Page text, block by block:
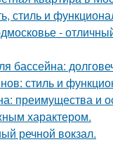
стиль и
-
бассейна:
стиль и
преимущества и
характером.
речной вокзал.